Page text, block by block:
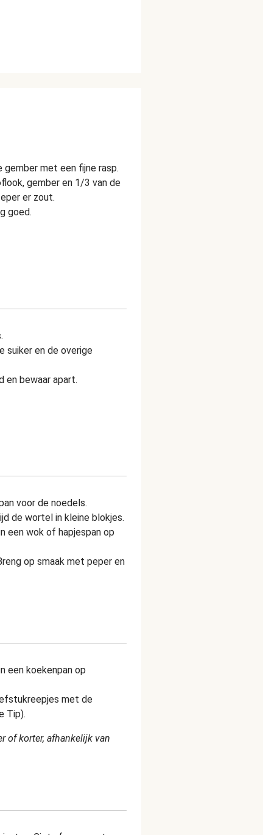
gember met een fijne rasp.
gember en 1/3 van de
er zout.
goed.
suiker en de overige
en bewaar apart.
voor de noedels.
de wortel in kleine blokjes.
een wok of hapjespan op
op smaak met peper en
een koekenpan op
met de
Tip).
of korter, afhankelijk van